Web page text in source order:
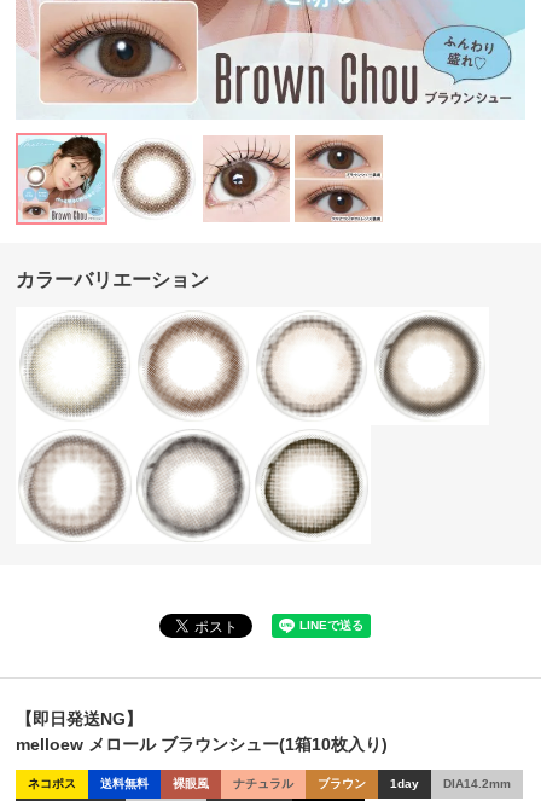
カラーバリエーション
【即日発送NG】
melloew メロール ブラウンシュー(1箱10枚入り)
ネコポス 送料無料 裸眼風 ナチュラル ブラウン 1day DIA14.2mm